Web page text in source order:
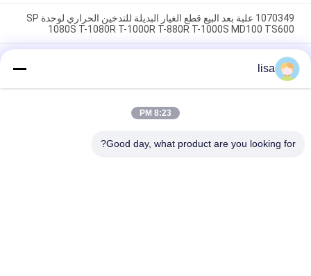
1070349 علبة بعد البيع قطع الغيار البديلة للتدخين الحراري لوحدة SP
1080S T-1080R T-1000R T-880R T-1000S MD100 TS600
الوحدة T-1080S T-1080R T-1000R T-880R T-1000S MD100
TS600
lisa
8:23 PM
Good day, what product are you looking for?